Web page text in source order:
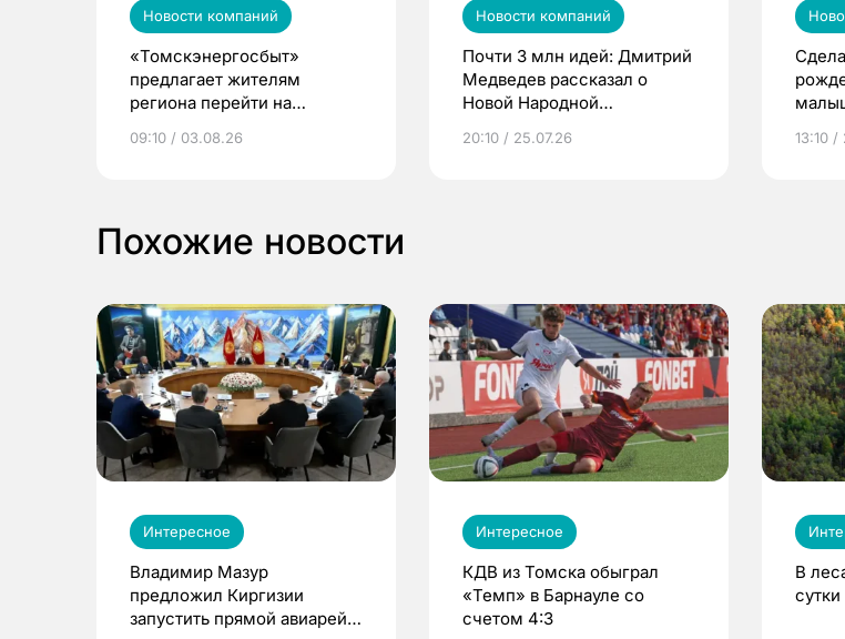
Новости компаний
«Томскэнергосбыт»
предлагает жителям
региона перейти на
выиграть призы
09:10 / 03.08.26
Новости компаний
Почти 3 млн идей: Дмитрий
Медведев рассказал о
Новой Народной
20:10 / 25.07.26
по
13:10 /
Похожие новости
Интересное
Владимир Мазур
предложил Киргизии
запустить прямой авиарейс
Интересное
КДВ из Томска обыграл
«Темп» в Барнауле со
счетом 4:3
В